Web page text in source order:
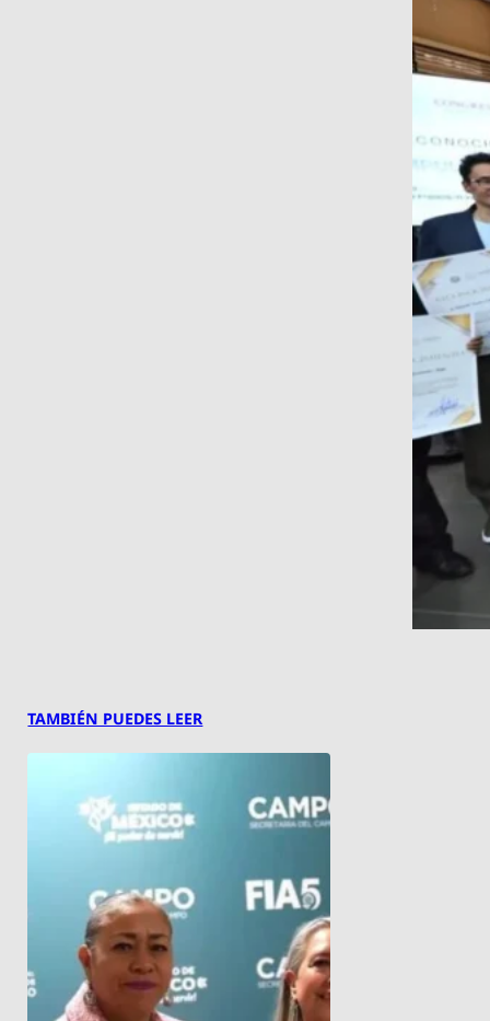
TAMBIÉN PUEDES LEER